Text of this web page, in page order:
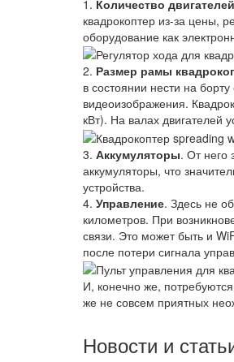
1. Количество
квадрокоптер из-за цены,
оборудование как
2. Размер рамы
в состоянии нести на
видеоизображения.
кВт). На валах двигателей
3. Аккумуляторы. От него
аккумуляторы, что
устройства.
4. Управление. Здесь не
километров. При
связи. Это может быть и
после потери сигнала
И, конечно же,
же не совсем приятных
Новости и